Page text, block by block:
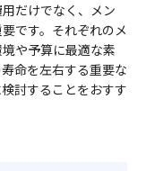
だけでなく、メン
です。それぞれのメ
や予算に最適な素
命を左右する重要な
討することをおすす